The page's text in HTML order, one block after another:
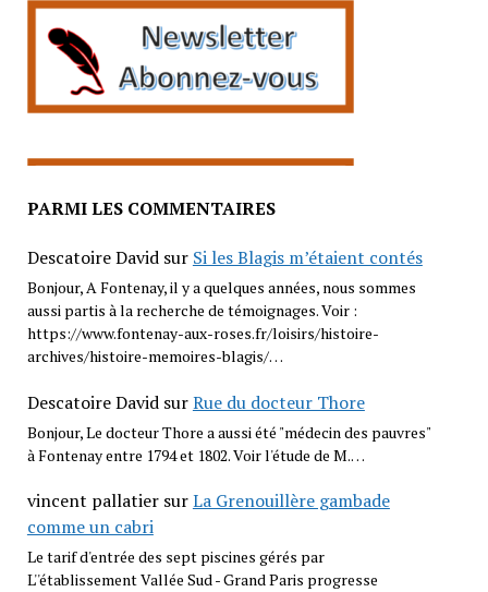
PARMI LES COMMENTAIRES
Descatoire Davidsur Si les Blagis m’étaient contés
Bonjour, A Fontenay, il y a quelques années, nous sommes
aussi partis à la recherche de témoignages. Voir :
https://www.fontenay-aux-roses.fr/loisirs/histoire-
archives/histoire-memoires-blagis/…
Descatoire DavidsurRue du docteur Thore
Bonjour, Le docteur Thore a aussi été "médecin des pauvres"
à Fontenay entre 1794 et 1802. Voir l'étude de M.…
vincent pallatiersurLa Grenouillère gambade
comme un cabri
Le tarif d'entrée des sept piscines gérés par
L''établissement Vallée Sud - Grand Paris progresse